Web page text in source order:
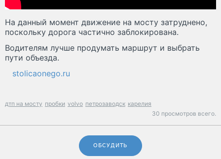
На данный момент движение на мосту затруднено,
поскольку дорога частично заблокирована.
Водителям лучше продумать маршрут и выбрать
пути объезда.
stolicaonego.ru
дтп на мосту пробки volvo петрозаводск карелия
30 просмотров всего.
ОБСУДИТЬ